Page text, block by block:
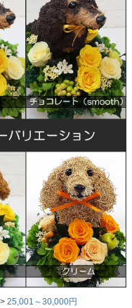
25,001～30,000円